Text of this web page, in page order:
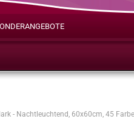
- Nachtleuchtend, 60x60cm, 45